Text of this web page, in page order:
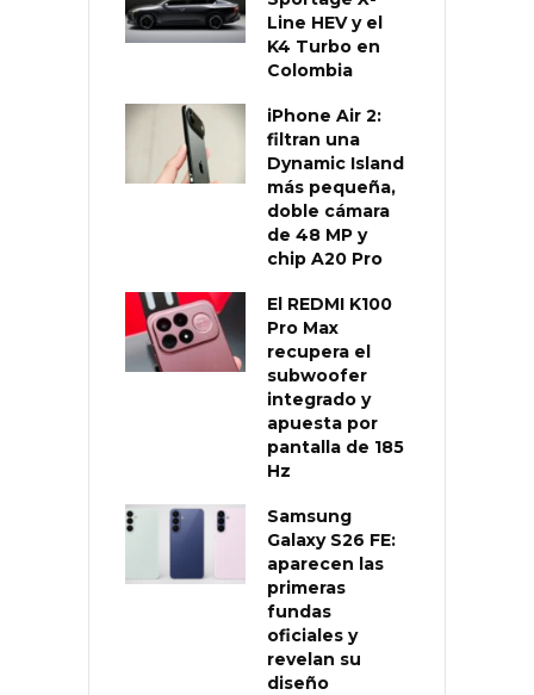
Line HEV y el
K4 Turbo en
Colombia
iPhone Air 2:
filtran una
Dynamic Island
más pequeña,
doble cámara
de 48 MP y
chip A20 Pro
El REDMI K100
Pro Max
recupera el
subwoofer
integrado y
apuesta por
pantalla de 185
Hz
Samsung
Galaxy S26 FE:
aparecen las
primeras
fundas
oficiales y
revelan su
diseño